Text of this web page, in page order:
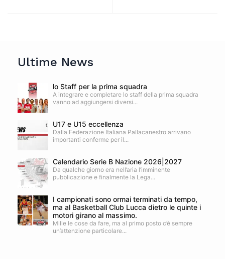
Ultime News
lo Staff per la prima squadra
A integrare e completare lo staff della prima squadra
vanno ad aggiungersi diversi...
U17 e U15 eccellenza
Dalla Federazione Italiana Pallacanestro arrivano
importanti conferme per il...
Calendario Serie B Nazione 2026|2027
Da qualche giorno era nell’aria l’imminente
pubblicazione e finalmente la Lega...
I campionati sono ormai terminati da tempo,
ma al Basketball Club Lucca dietro le quinte i
motori girano al massimo.
Mille le cose da fare, ma al primo posto c’è sempre
un’attenzione particolare...